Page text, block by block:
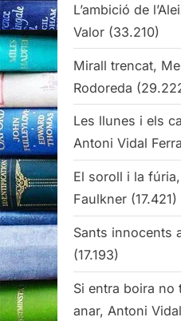
L’ambició de
Valor (33.210)
Mirall trencat,
Rodoreda
Les llunes i els
Antoni Vidal
El soroll i la
Faulkner (17.421)
Sants innocents
(17.193)
Si entra boira no
anar, Antoni